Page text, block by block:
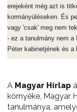
erejeként még azt is
kormányüléseken. És
vagy 'csak' meg nem
- ez a tanulmány nem a
Péter kabinetjének és
A Magyar Hírlap
környéke, Magyar
tanulmánya,